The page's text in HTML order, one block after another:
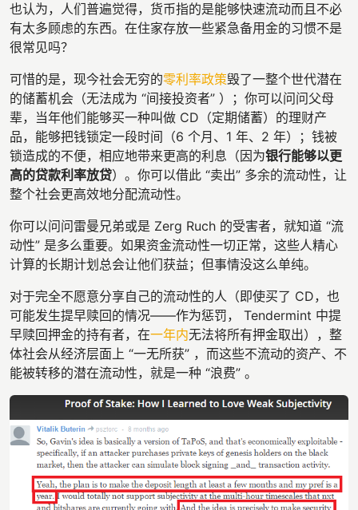
也认为，人们普遍觉得，货币指的是能够快速流动而且不必
有太多顾虑的东西。在住家存放一些紧急备用金的习惯不是
很常见吗？
可惜的是，现今社会无穷的零利率政策毁了一整个世代潜在
的储蓄机会（无法成为 “间接投资者” ）；你可以问问父母
辈，当年他们能够买一种叫做 CD（定期储蓄）的理财产
品，能够把钱锁定一段时间（6 个月、1 年、2 年）；钱被
锁造成的不便，相应地带来更高的利息（因为银行能够以更
高的贷款利率放贷）。你可以借此 “卖出” 多余的流动性，让
整个社会更高效地分配流动性。
你可以问问雷曼兄弟或是 Zerg Ruch 的受害者，就知道 “流
动性” 是多么重要。如果资金流动性一切正常，这些人精心
计算的长期计划总会让他们获益；但事情没这么单纯。
对于完全不愿意分享自己的流动性的人（即使买了 CD，也
可能发生提早赎回的情况——作为惩罚， Tendermint 中提
早赎回押金的持有者，在一年内无法将所有押金取出），整
体社会从经济层面上 “一无所获” ，而这些不流动的资产、不
能被转移的潜在流动性，就是一种 “浪费” 。